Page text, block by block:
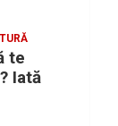
te
Iată